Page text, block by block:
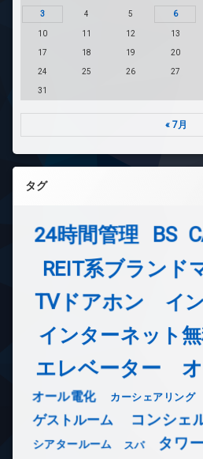
3 4 5 6
10 11 12 13
17 18 19 20
24 25 26 27
31
« 7月
タグ
24時間管理 BS
REIT系ブランド
TVドアホン イ
インターネット
エレベーター
オール電化 カーシェアリング
ゲストルーム コンシェ
シアタールーム スパ タワ